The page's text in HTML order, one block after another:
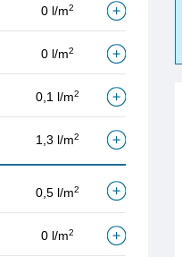
0 l/m2
0 l/m2
0,1 l/m2
1,3 l/m2
0,5 l/m2
0 l/m2